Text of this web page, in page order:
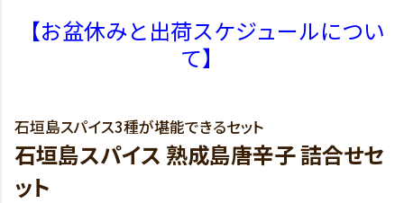
【お盆休みと出荷スケジュールについ
て】
石垣島スパイス3種が堪能できるセット
石垣島スパイス 熟成島唐辛子 詰合せセ
ット